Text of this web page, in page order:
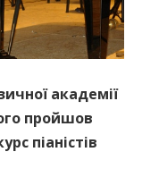
академії
пройшов
піаністів